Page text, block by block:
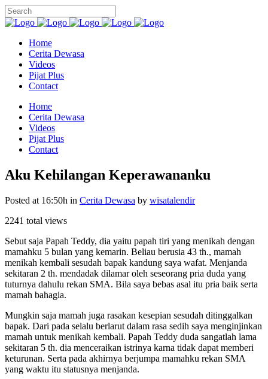
Home
Cerita Dewasa
Videos
Pijat Plus
Contact
Home
Cerita Dewasa
Videos
Pijat Plus
Contact
Aku Kehilangan Keperawananku
Posted at 16:50h in Cerita Dewasa by wisatalendir
2241 total views
Sebut saja Papah Teddy, dia yaitu papah tiri yang menikah dengan
mamahku 5 bulan yang kemarin. Beliau berusia 43 th., mamah
menikah kembali sesudah bapak kandung saya wafat. Menjanda
sekitaran 2 th. mendadak dilamar oleh seseorang pria duda yang
tuturnya dahulu rekan SMA. Bila saya bebas asal itu pria baik serta
mamah bahagia.
Mungkin saja mamah juga rasakan kesepian sesudah ditinggalkan
bapak. Dari pada selalu berlarut dalam rasa sedih saya menginjinkan
mamah untuk menikah kembali. Papah Teddy duda sangatlah lama
sekitaran 5 th. dia menceraikan istrinya karna tidak dapat memberi
keturunan. Serta pada akhirnya berjumpa mamahku rekan SMA
yang waktu itu statusnya menjanda.